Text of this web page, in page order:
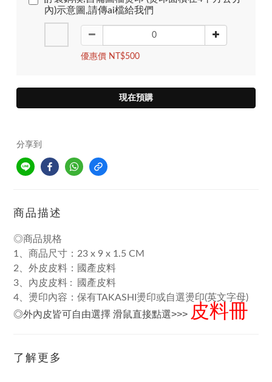
內)示意圖,請傳ai檔給我們
優惠價 NT$500
現在預購
分享到
商品描述
◎商品規格
1、商品尺寸：23 x 9 x 1.5 CM
2、外皮皮料：國產皮料
3、內皮皮料 : 國產皮料
4、燙印內容：保有TAKASHI燙印或自選燙印(英文字母)
◎外內皮皆可自由選擇 滑鼠直接點選>>> 皮料冊
了解更多